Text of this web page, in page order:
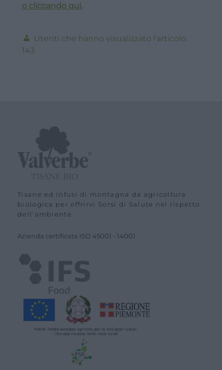
o cliccando qui.
143
Tisane ed infusi di montagna da agricoltura
biologica per offrirvi Sorsi di Salute nel rispetto
dell'ambiente
Azienda certiﬁcata ISO 45001 - 14001